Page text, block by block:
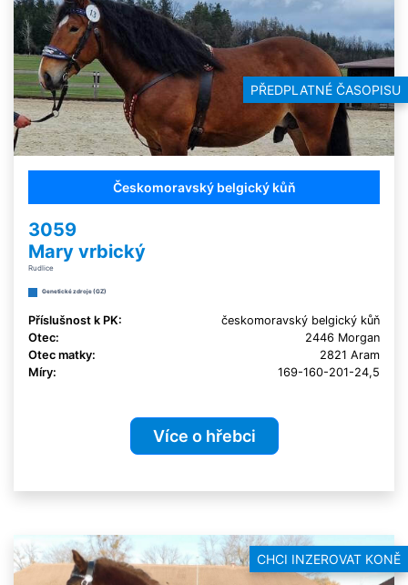
PŘEDPLATNÉ ČASOPISU
CHCI INZEROVAT KONĚ
Českomoravský belgický kůň
3059
Mary vrbický
Rudlice
Genetické zdroje (GZ)
Příslušnost k PK:
českomoravský belgický kůň
Otec:
2446 Morgan
Otec matky:
2821 Aram
Míry:
169-160-201-24,5
Více o hřebci